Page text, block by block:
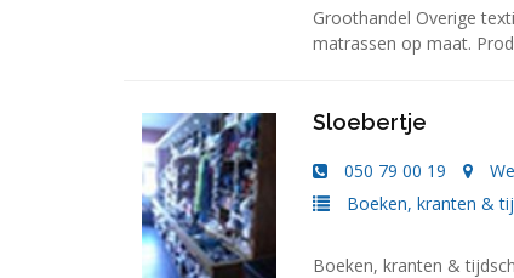
Groothandel Overige
matrassen op maat.
Sloebertje
050 79 00 19
Boeken, kranten &
Boeken, kranten &